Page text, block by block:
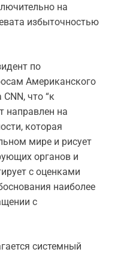
на
избыточностью
по
Американского
что “к
направлен на
которая
мире и рисует
органов и
с оценками
наиболее
с
системный